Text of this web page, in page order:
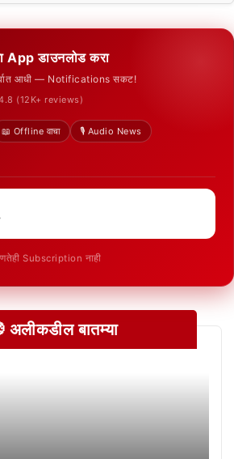
App डाउनलोड करा
सर्वात आधी — Notifications सकट!
(12K+ reviews)
📖 Offline वाचा
🎙️ Audio News
Subscription नाही
अलीकडील बातम्या